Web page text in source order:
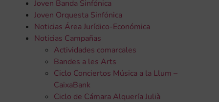
Joven Banda Sinfónica
Joven Orquesta Sinfónica
Noticias Área Jurídico-Económica
Noticias Campañas
Actividades comarcales
Bandes a les Arts
Ciclo Conciertos Música a la Llum –
CaixaBank
Ciclo de Cámara Alquería Julià